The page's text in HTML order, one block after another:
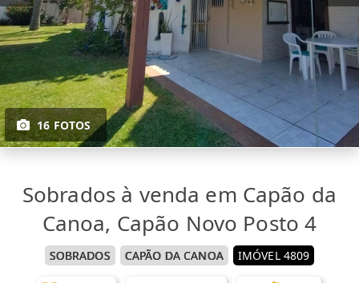
16 FOTOS
Sobrados à venda em Capão da
Canoa, Capão Novo Posto 4
SOBRADOS CAPÃO DA CANOA IMÓVEL 4809